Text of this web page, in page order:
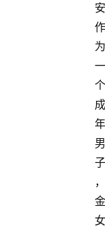
安
作
为
一
个
成
年
男
子
，
金
女